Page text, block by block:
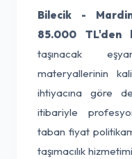
Bilecik -
85.000 TL'den
taşınacak
materyallerinin
ihtiyacına göre
itibariyle
taban fiyat
taşımacılık